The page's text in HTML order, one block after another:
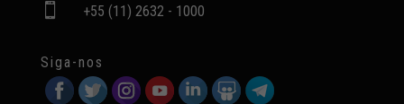
 +55 (11) 2632 - 1000
Siga-nos